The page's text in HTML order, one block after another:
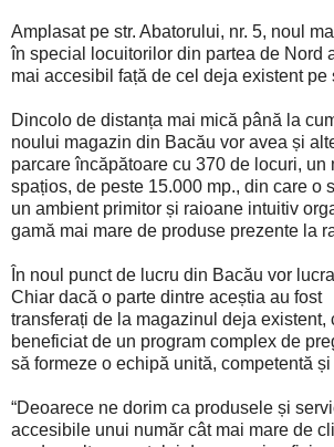
Amplasat pe str. Abatorului, nr. 5, noul
în special locuitorilor din partea de Nord
mai accesibil față de cel deja existent pe
Dincolo de distanța mai mică până la
noului magazin din Bacău vor avea și
parcare încăpătoare cu 370 de locuri, un
spațios, de peste 15.000 mp., din care o
un ambient primitor și raioane intuitiv
gamă mai mare de produse prezente la
În noul punct de lucru din Bacău vor
Chiar dacă o parte dintre aceștia au fost
transferați de la magazinul deja existent,
beneficiat de un program complex de
să formeze o echipă unită, competentă
“Deoarece ne dorim ca produsele și
accesibile unui număr cât mai mare de